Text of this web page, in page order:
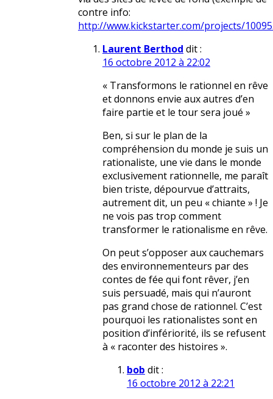
contre info:
http://www.kickstarter.com/projects/
Laurent Berthod dit :
16 octobre 2012 à 22:02
« Transformons le rationnel en rêve
et donnons envie aux autres d’en
faire partie et le tour sera joué »
Ben, si sur le plan de la
compréhension du monde je suis un
rationaliste, une vie dans le monde
exclusivement rationnelle, me paraît
bien triste, dépourvue d’attraits,
autrement dit, un peu « chiante » ! Je
ne vois pas trop comment
transformer le rationalisme en rêve.
On peut s’opposer aux cauchemars
des environnementeurs par des
contes de fée qui font rêver, j’en
suis persuadé, mais qui n’auront
pas grand chose de rationnel. C’est
pourquoi les rationalistes sont en
position d’infériorité, ils se refusent
à « raconter des histoires ».
bob dit :
16 octobre 2012 à 22:21